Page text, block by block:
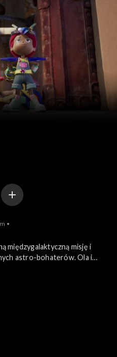
międzygalaktyczną misję i
astro-bohaterów. Ola i
pomagać mieszkańcom.